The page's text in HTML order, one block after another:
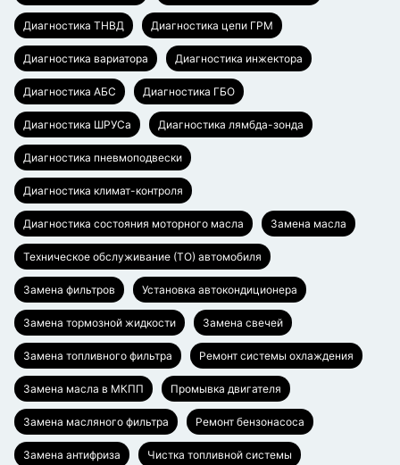
Диагностика ТНВД Диагностика цепи ГРМ
Диагностика вариатора Диагностика инжектора
Диагностика АБС Диагностика ГБО
Диагностика ШРУСа Диагностика лямбда-зонда
Диагностика пневмоподвески
Диагностика климат-контроля
Диагностика состояния моторного масла Замена масла
Техническое обслуживание (ТО) автомобиля
Замена фильтров Установка автокондиционера
Замена тормозной жидкости Замена свечей
Замена топливного фильтра Ремонт системы охлаждения
Замена масла в МКПП Промывка двигателя
Замена масляного фильтра Ремонт бензонасоса
Замена антифриза Чистка топливной системы